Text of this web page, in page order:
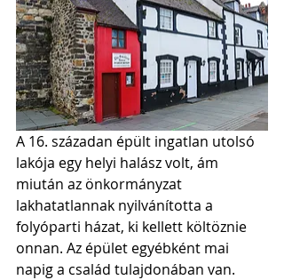
A 16. századan épült ingatlan utolsó
lakója egy helyi halász volt, ám
miután az önkormányzat
lakhatatlannak nyilvánította a
folyóparti házat, ki kellett költöznie
onnan. Az épület egyébként mai
napig a család tulajdonában van.